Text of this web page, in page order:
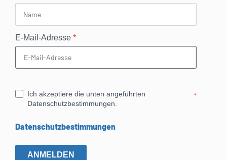
E-Mail-Adresse *
Ich akzeptiere die unten angeführten
Datenschutzbestimmungen.
*
Datenschutzbestimmungen
ANMELDEN